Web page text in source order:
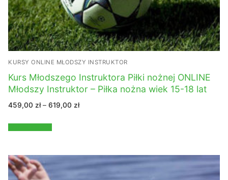
KURSY ONLINE MŁODSZY INSTRUKTOR
Kurs Młodszego Instruktora Piłki nożnej ONLINE
Młodszy Instruktor – Piłka nożna wiek 15-18 lat
459,00 zł – 619,00 złZakres